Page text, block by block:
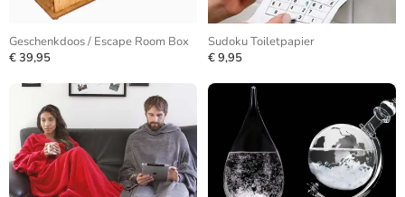
Geschenkdoos / Escape Room Box
€ 39,95
Sudoku Toiletpapier
€ 9,95